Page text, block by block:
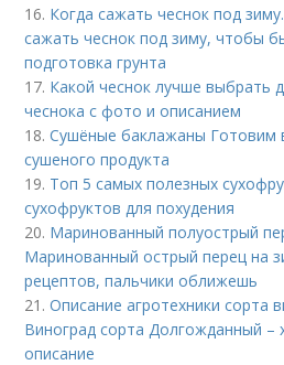
16. Когда сажать чеснок под
сажать чеснок под зиму, чтобы
подготовка грунта
17. Какой чеснок лучше выбрать
чеснока с фото и описанием
18.Сушёные баклажаны Готовим
сушеного продукта
19. Топ 5 самых полезных
сухофруктов для похудения
20. Маринованный полуострый
Маринованный острый перец на
рецептов, пальчики оближешь
21.Описание агротехники сорта
Виноград сорта Долгожданный –
описание